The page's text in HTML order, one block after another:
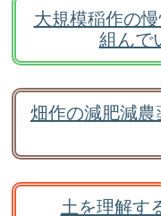
大規模稲作の
組んで
畑作の減肥減
土を理解す